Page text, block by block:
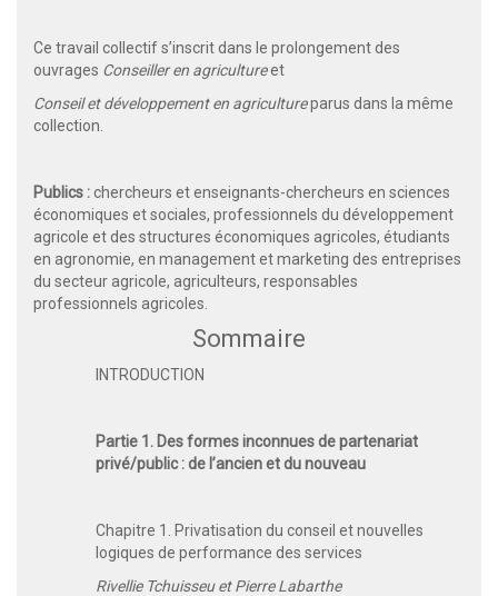
Ce travail collectif s’inscrit dans le prolongement des
ouvrages Conseiller en agricultureet
Conseil et développement en agricultureparus dans la même
collection.
Publics :chercheurs et enseignants-chercheurs en sciences
économiques et sociales, professionnels du développement
agricole et des structures économiques agricoles, étudiants
en agronomie, en management et marketing des entreprises
du secteur agricole, agriculteurs, responsables
professionnels agricoles.
Sommaire
INTRODUCTION
Partie 1. Des formes inconnues de partenariat
privé/public : de l’ancien et du nouveau
Chapitre 1. Privatisation du conseil et nouvelles
logiques de performance des services
Rivellie Tchuisseu et Pierre Labarthe